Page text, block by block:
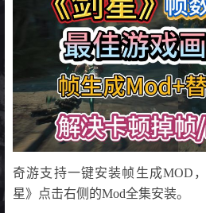
奇游支持一键安装帧生成MOD
星》点击右侧的Mod全集安装。